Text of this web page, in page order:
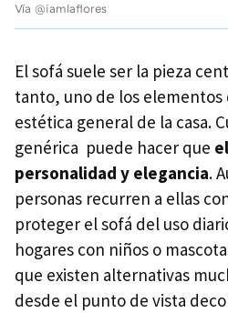
Vía @iamlaflores
El sofá suele ser la pieza
tanto, uno de los elementos
estética general de la casa.
genérica puede hacer que
personalidad y elegancia.
personas recurren a ellas
proteger el sofá del uso
hogares con niños o
que existen alternativas
desde el punto de vista